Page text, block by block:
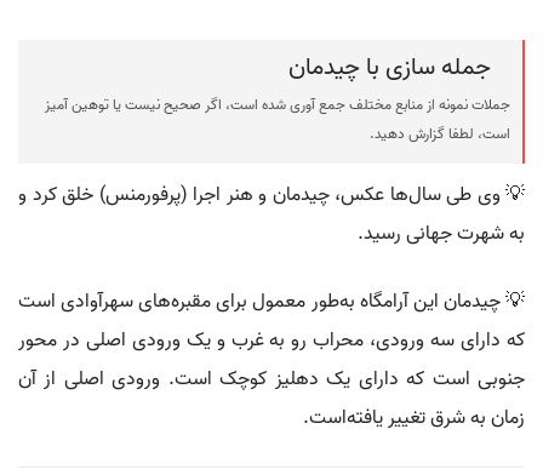
جمله سازی با چیدمان
جملات نمونه از منابع مختلف جمع آوری شده است، اگر صحیح نیست یا توهین آمیز
است، لطفا گزارش دهید.
💡 وی طی سال‌ها عکس، چیدمان و هنر اجرا (پرفورمنس) خلق کرد و
به شهرت جهانی رسید.
💡 چیدمان این آرامگاه به‌طور معمول برای مقبره‌های سهرآوادی است
که دارای سه ورودی، محراب رو به غرب و یک ورودی اصلی در محور
جنوبی است که دارای یک دهلیز کوچک است. ورودی اصلی از آن
زمان به شرق تغییر یافته‌است.